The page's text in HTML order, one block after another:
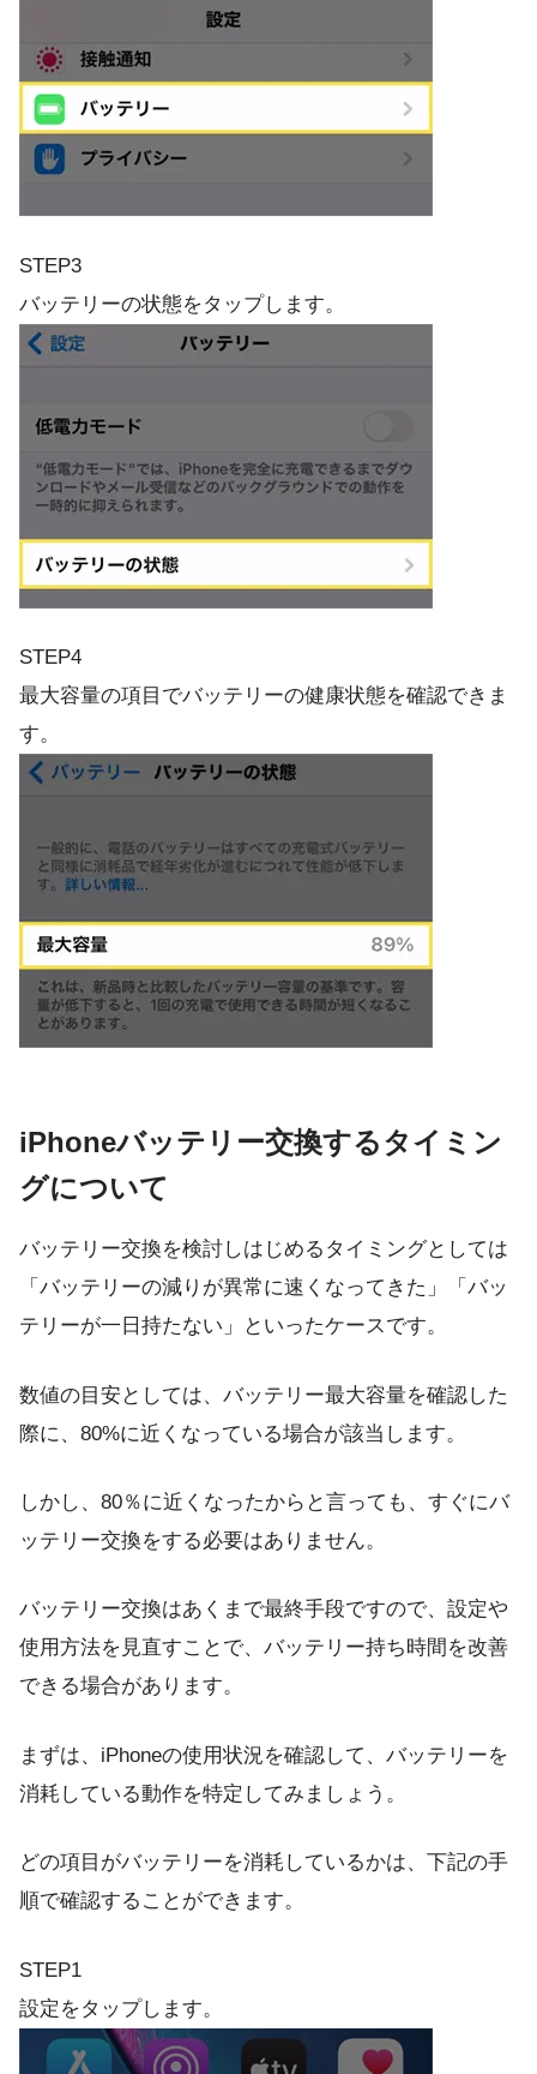
STEP3
バッテリーの状態をタップします。
STEP4
最大容量の項目でバッテリーの健康状態を確認できま
す。
iPhoneバッテリー交換するタイミン
グについて
バッテリー交換を検討しはじめるタイミングとしては
「バッテリーの減りが異常に速くなってきた」「バッ
テリーが一日持たない」といったケースです。
数値の目安としては、バッテリー最大容量を確認した
際に、80%に近くなっている場合が該当します。
しかし、80％に近くなったからと言っても、すぐにバ
ッテリー交換をする必要はありません。
バッテリー交換はあくまで最終手段ですので、設定や
使用方法を見直すことで、バッテリー持ち時間を改善
できる場合があります。
まずは、iPhoneの使用状況を確認して、バッテリーを
消耗している動作を特定してみましょう。
どの項目がバッテリーを消耗しているかは、下記の手
順で確認することができます。
STEP1
設定をタップします。